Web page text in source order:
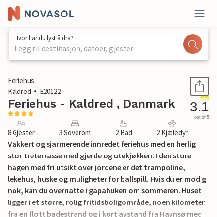
Hvor har du lyst å dra?
Legg til destinasjon, datoer, gjester
1 / 32
Feriehus
Kaldred
E20122
Feriehus - Kaldred , Danmark 3.1
out of 5
8 Gjester 3 Soverom 2 Bad 2 Kjæledyr
Vakkert og sjarmerende innredet feriehus med en herlig
stor treterrasse med gjerde og utekjøkken. I den store
hagen med fri utsikt over jordene er det trampoline,
lekehus, huske og muligheter for ballspill. Hvis du er modig
nok, kan du overnatte i gapahuken om sommeren. Huset
ligger i et større, rolig fritidsboligområde, noen kilometer
fra en flott badestrand og i kort avstand fra Havnsø med